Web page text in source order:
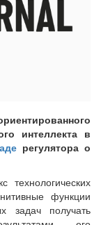
интеллекта в
регулятора о
функции
задач получать